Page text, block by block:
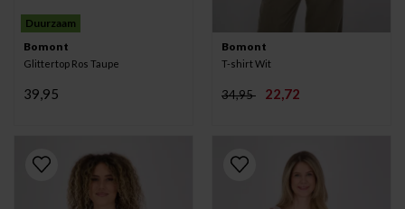
Duurzaam
Bomont
Glittertop Ros Taupe
39,95
Bomont
T-shirt Wit
34,95 22,72